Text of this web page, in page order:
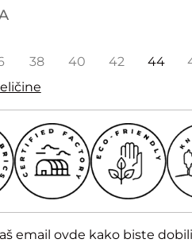
38 40 42 44
email ovde kako biste